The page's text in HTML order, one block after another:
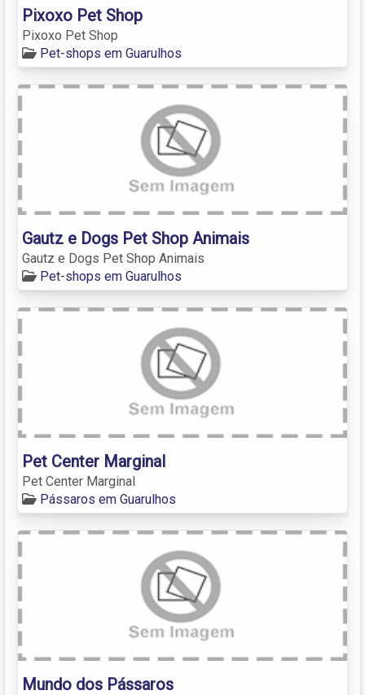
Pixoxo Pet Shop
Pixoxo Pet Shop
Pet-shops em Guarulhos
Gautz e Dogs Pet Shop Animais
Gautz e Dogs Pet Shop Animais
Pet-shops em Guarulhos
Pet Center Marginal
Pet Center Marginal
Pássaros em Guarulhos
Mundo dos Pássaros